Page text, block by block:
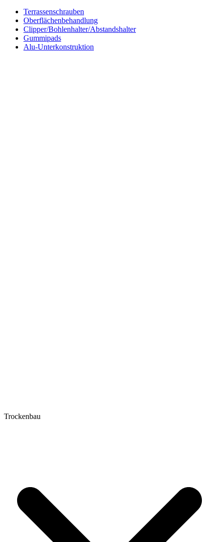
Terrassenschrauben
Oberflächenbehandlung
Clipper/Bohlenhalter/Abstandshalter
Gummipads
Alu-Unterkonstruktion
Trockenbau